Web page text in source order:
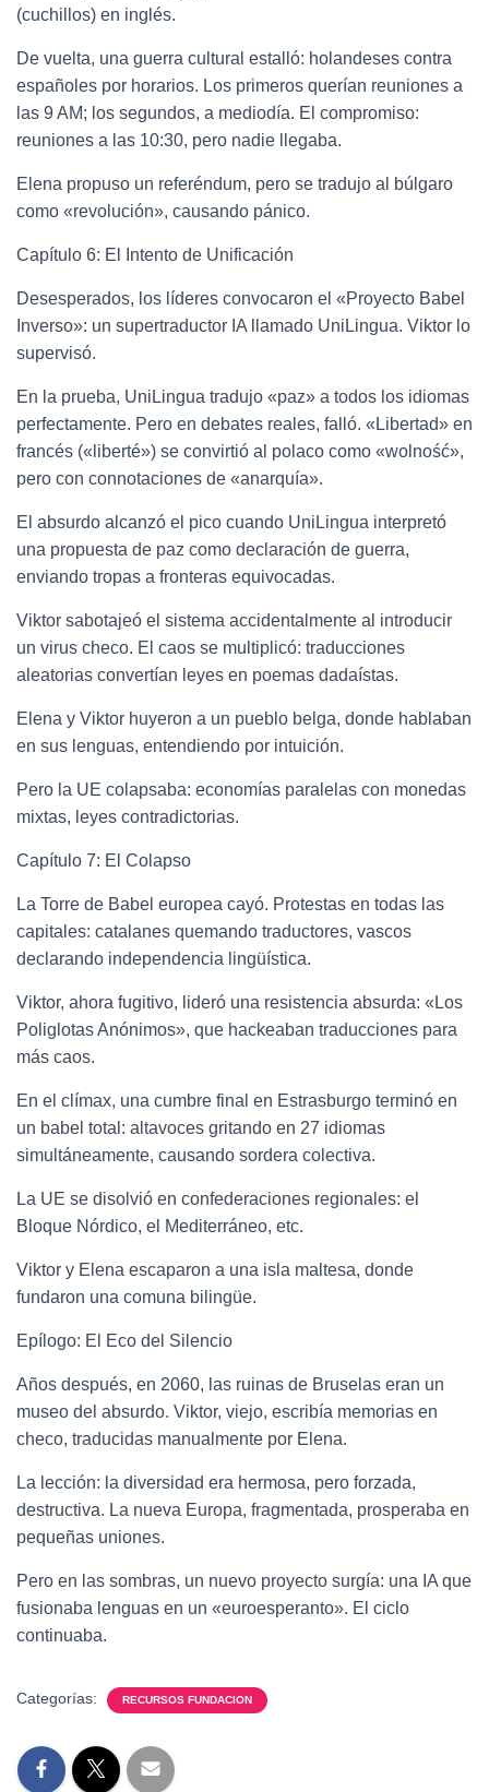
(cuchillos) en inglés.
De vuelta, una guerra cultural estalló: holandeses contra
españoles por horarios. Los primeros querían reuniones a
las 9 AM; los segundos, a mediodía. El compromiso:
reuniones a las 10:30, pero nadie llegaba.
Elena propuso un referéndum, pero se tradujo al búlgaro
como «revolución», causando pánico.
Capítulo 6: El Intento de Unificación
Desesperados, los líderes convocaron el «Proyecto Babel
Inverso»: un supertraductor IA llamado UniLingua. Viktor lo
supervisó.
En la prueba, UniLingua tradujo «paz» a todos los idiomas
perfectamente. Pero en debates reales, falló. «Libertad» en
francés («liberté») se convirtió al polaco como «wolność»,
pero con connotaciones de «anarquía».
El absurdo alcanzó el pico cuando UniLingua interpretó
una propuesta de paz como declaración de guerra,
enviando tropas a fronteras equivocadas.
Viktor sabotajeó el sistema accidentalmente al introducir
un virus checo. El caos se multiplicó: traducciones
aleatorias convertían leyes en poemas dadaístas.
Elena y Viktor huyeron a un pueblo belga, donde hablaban
en sus lenguas, entendiendo por intuición.
Pero la UE colapsaba: economías paralelas con monedas
mixtas, leyes contradictorias.
Capítulo 7: El Colapso
La Torre de Babel europea cayó. Protestas en todas las
capitales: catalanes quemando traductores, vascos
declarando independencia lingüística.
Viktor, ahora fugitivo, lideró una resistencia absurda: «Los
Poliglotas Anónimos», que hackeaban traducciones para
más caos.
En el clímax, una cumbre final en Estrasburgo terminó en
un babel total: altavoces gritando en 27 idiomas
simultáneamente, causando sordera colectiva.
La UE se disolvió en confederaciones regionales: el
Bloque Nórdico, el Mediterráneo, etc.
Viktor y Elena escaparon a una isla maltesa, donde
fundaron una comuna bilingüe.
Epílogo: El Eco del Silencio
Años después, en 2060, las ruinas de Bruselas eran un
museo del absurdo. Viktor, viejo, escribía memorias en
checo, traducidas manualmente por Elena.
La lección: la diversidad era hermosa, pero forzada,
destructiva. La nueva Europa, fragmentada, prosperaba en
pequeñas uniones.
Pero en las sombras, un nuevo proyecto surgía: una IA que
fusionaba lenguas en un «euroesperanto». El ciclo
continuaba.
Categorías: RECURSOS FUNDACION